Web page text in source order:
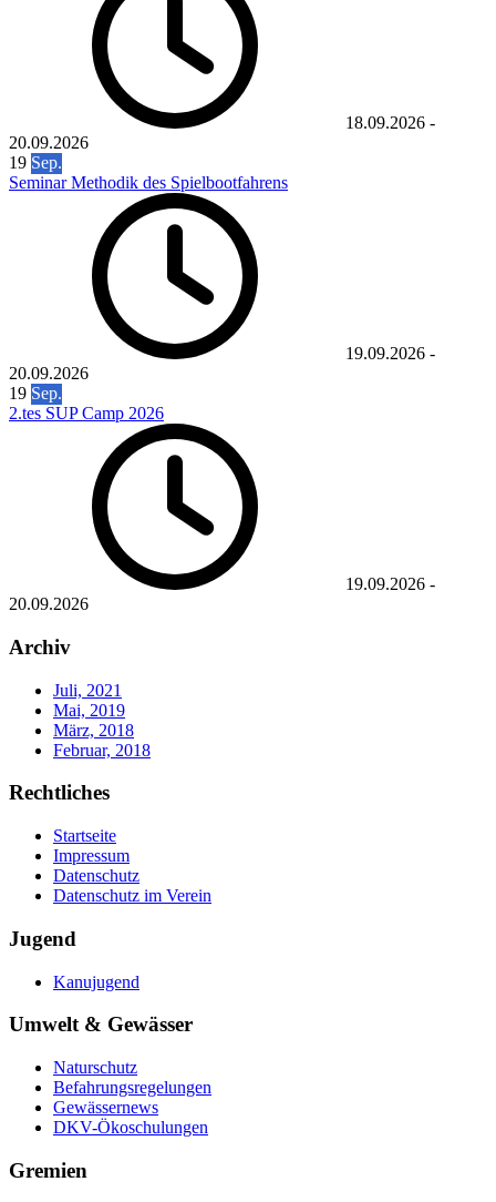
18.09.2026 -
20.09.2026
19 Sep.
Seminar Methodik des Spielbootfahrens
19.09.2026 -
20.09.2026
19 Sep.
2.tes SUP Camp 2026
19.09.2026 -
20.09.2026
Archiv
Juli, 2021
Mai, 2019
März, 2018
Februar, 2018
Rechtliches
Startseite
Impressum
Datenschutz
Datenschutz im Verein
Jugend
Kanujugend
Umwelt & Gewässer
Naturschutz
Befahrungsregelungen
Gewässernews
DKV-Ökoschulungen
Gremien